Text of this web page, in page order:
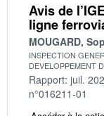
Avis de
ligne
MOUGARD,
INSPECTION
DEVELOPPEMENT
Rapport: juil.
n°016211-01